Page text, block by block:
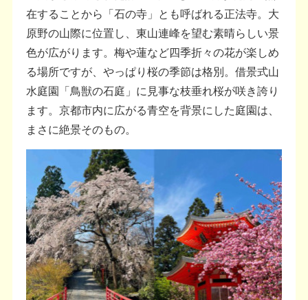
在することから「石の寺」とも呼ばれる正法寺。大
原野の山際に位置し、東山連峰を望む素晴らしい景
色が広がります。梅や蓮など四季折々の花が楽しめ
る場所ですが、やっぱり桜の季節は格別。借景式山
水庭園「鳥獣の石庭」に見事な枝垂れ桜が咲き誇り
ます。京都市内に広がる青空を背景にした庭園は、
まさに絶景そのもの。